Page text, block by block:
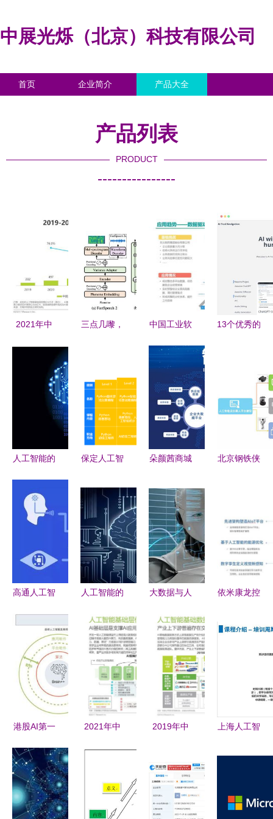
中展光烁（北京）科技有限公司
首页 企业简介 产品大全
产品列表
PRODUCT
----------------
2021年中
基础层行业
研究报告
人工智能基
础软件开发
三点几嚟，
发布全流程
粤语语音合
成，推动人
工智能基础
软件开发
中国工业软
书2019 人
工智能基础
软件开发的
机遇与挑战
13个优秀的
航网站推荐
人工智能的
形态与人类
认知的界限
保定人工智
掌握人工智
能基础软件
开发的关键
朵颜茜商城
智能基础软
件开发的技
术融合与应
用前景
北京钢铁侠
能基础软件
开发获韩正
副总理关注
高通人工智
开发 驱动
智能未来的
核心引擎
人工智能的
红送餐机器
人看自动驾
驶的挑战与
软件开发
大数据与人
动深度学习
与基础软件
创新的双引
擎
依米康龙控
标，助力数
港股AI第一
亏损？你真
的看懂了
吗？——透
2021年中
报告 深入
解析人工智
2019年中
基础数据服
务行业白皮
书
上海人工智
淘学培训深